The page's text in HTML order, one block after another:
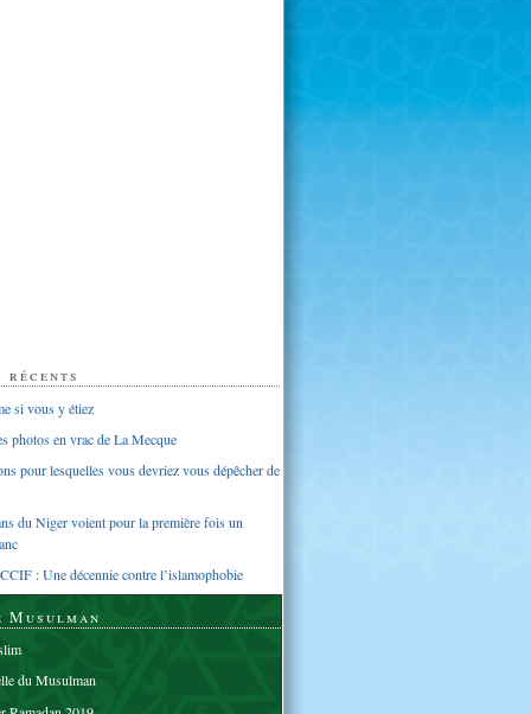
si vous y étiez
photos en vrac de La Mecque
pour lesquelles vous devriez vous dépêcher de
du Niger voient pour la première fois un
: Une décennie contre l’islamophobie
Musulman
du Musulman